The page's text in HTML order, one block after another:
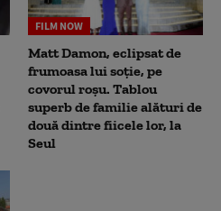
FILM NOW
Matt Damon, eclipsat de
frumoasa lui soție, pe
covorul roșu. Tablou
superb de familie alături de
două dintre fiicele lor, la
Seul